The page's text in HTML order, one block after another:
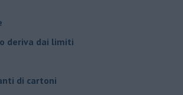
deriva dai limiti
di cartoni